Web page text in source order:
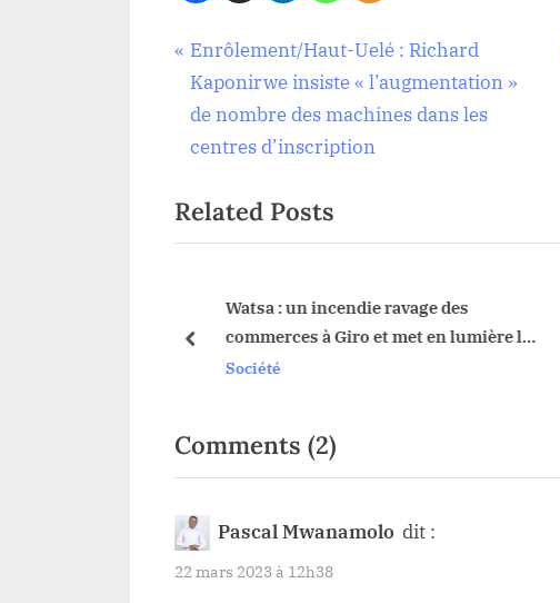
Société
Navigation
de
l’article
P
r
e
v
o
u
o
:
Enrôlement/Haut-Uelé : Richard
Kaponirwe insiste « l’augmentation »
de nombre des machines dans les
centres d’inscription
Related Posts
Watsa : un incendie ravage des
commerces à Giro et met en lumière les
dangers des installations anarchiques
Société
prev
Comments (2)
“Nord-
Kivu
Pascal Mwanamolo dit :
22 mars 2023 à 12h38